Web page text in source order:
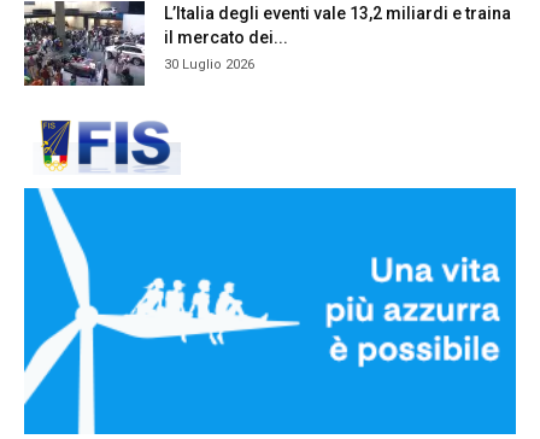
L’Italia degli eventi vale 13,2 miliardi e traina
il mercato dei...
30 Luglio 2026